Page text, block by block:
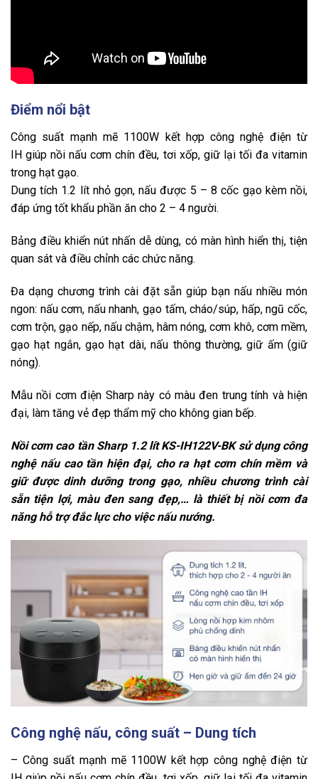
Điểm nổi bật
Công suất mạnh mẽ 1100W kết hợp công nghệ điện từ
IH giúp nồi nấu cơm chín đều, tơi xốp, giữ lại tối đa vitamin
trong hạt gạo.
Dung tích 1.2 lít nhỏ gọn, nấu được 5 – 8 cốc gạo kèm nồi,
đáp ứng tốt khẩu phần ăn cho 2 – 4 người.
Bảng điều khiển nút nhấn dễ dùng, có màn hình hiển thị, tiện
quan sát và điều chỉnh các chức năng.
Đa dạng chương trình cài đặt sẵn giúp bạn nấu nhiều món
ngon: nấu cơm, nấu nhanh, gạo tấm, cháo/súp, hấp, ngũ cốc,
cơm trộn, gạo nếp, nấu chậm, hâm nóng, cơm khô, cơm mềm,
gạo hạt ngắn, gạo hạt dài, nấu thông thường, giữ ấm (giữ
nóng).
Mẫu nồi cơm điện Sharp này có màu đen trung tính và hiện
đại, làm tăng vẻ đẹp thẩm mỹ cho không gian bếp.
Nồi cơm cao tần Sharp 1.2 lít KS-IH122V-BK sử dụng công
nghệ nấu cao tần hiện đại, cho ra hạt cơm chín mềm và
giữ được dinh dưỡng trong gạo, nhiều chương trình cài
sẵn tiện lợi, màu đen sang đẹp,… là thiết bị nồi cơm đa
năng hỗ trợ đắc lực cho việc nấu nướng.
Công nghệ nấu, công suất – Dung tích
– Công suất mạnh mẽ 1100W kết hợp công nghệ điện từ